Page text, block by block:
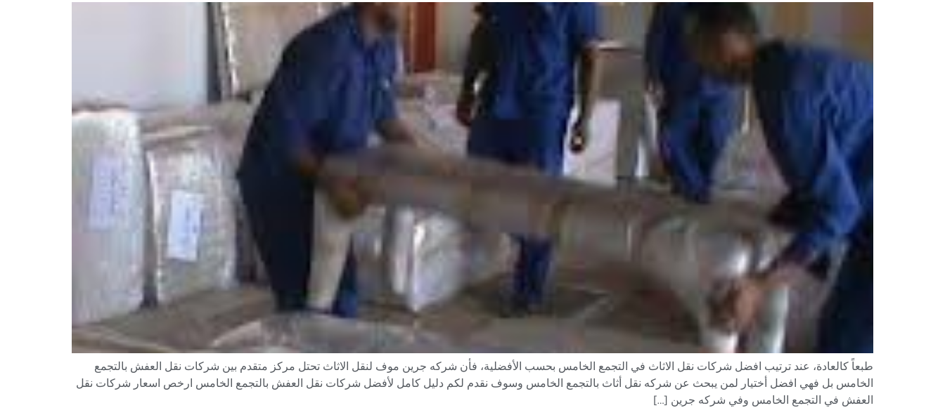
طبعاً كالعادة، عند ترتيب افضل شركات نقل الاثاث في التجمع الخامس بحسب الأفضلية، فأن شركه جرين موف لنقل الاثاث تحتل مركز متقدم بين شركات نقل العفش بالتجمع
الخامس بل فهي افضل أختيار لمن يبحث عن شركه نقل أثاث بالتجمع الخامس وسوف نقدم لكم دليل كامل لأفضل شركات نقل العفش بالتجمع الخامس ارخص اسعار شركات نقل
العفش في التجمع الخامس وفي شركه جرين […]